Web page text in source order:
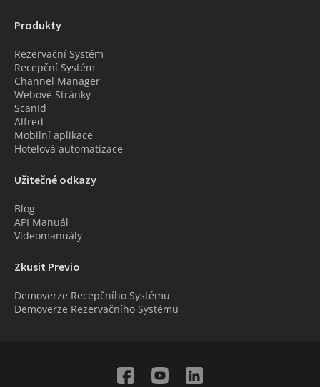
Produkty
Rezervační Systém
Recepční Systém
Channel Manager
Webové Stránky
ScanId
Alfred
Mobilní aplikace
Hotelová automatizace
Užitečné odkazy
Blog
API Manuál
Videomanuály
Zkusit Previo
Demoverze Recepčního Systému
Demoverze Rezervačního Systému